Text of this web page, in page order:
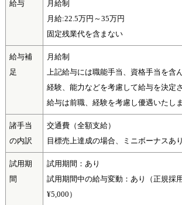
給与
月給制
月給:22.5万円～35万円
固定残業代を含まない
給与補
足
月給制
上記給与には職能手当、資格手当を含
経験、能力などを考慮して給与を決定
給与は前職、経験を考慮し優遇いたしま
諸手当
の内訳
交通費（全額支給）
目標売上達成の場合、ミニボーナスあり
試用期
間
試用期間：あり
試用期間中の給与変動：あり（正規採
¥5,000）